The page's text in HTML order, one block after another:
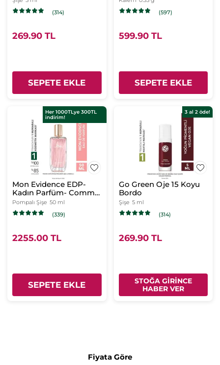
(314)
269.90 TL
SEPETE EKLE
(597)
599.90 TL
SEPETE EKLE
Her 1000TLye 300TL
indirim!
Mon Evidence EDP-
Kadın Parfüm- Comme
Une Evidence
Pompalı Şişe 50 ml
(339)
2255.00 TL
SEPETE EKLE
3 al 2 öde!
Go Green Oje 15 Koyu
Bordo
Şişe 5 ml
(314)
269.90 TL
STOĞA GİRİNCE
HABER VER
Fiyata Göre